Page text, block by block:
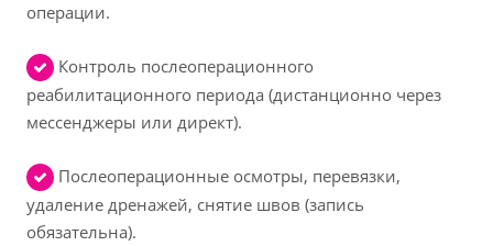
операции.
Контроль послеоперационного
реабилитационного периода (дистанционно через
мессенджеры или директ).
Послеоперационные осмотры, перевязки,
удаление дренажей, снятие швов (запись
обязательна).